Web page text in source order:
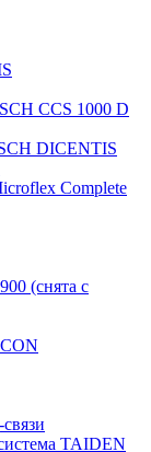
CCS 1000 D
DICENTIS
Complete
(снята с
TAIDEN